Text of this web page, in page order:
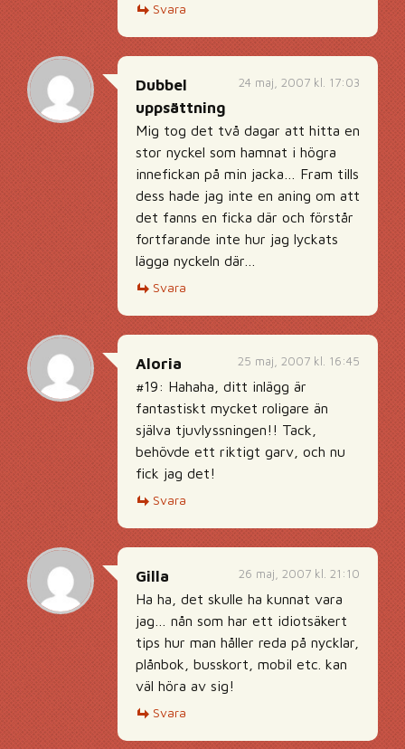
Svara
24 maj, 2007 kl. 17:03
Dubbel
uppsättning
Mig tog det två dagar att hitta en
stor nyckel som hamnat i högra
innefickan på min jacka… Fram tills
dess hade jag inte en aning om att
det fanns en ficka där och förstår
fortfarande inte hur jag lyckats
lägga nyckeln där…
Svara
25 maj, 2007 kl. 16:45
Aloria
#19: Hahaha, ditt inlägg är
fantastiskt mycket roligare än
själva tjuvlyssningen!! Tack,
behövde ett riktigt garv, och nu
fick jag det!
Svara
26 maj, 2007 kl. 21:10
Gilla
Ha ha, det skulle ha kunnat vara
jag… nån som har ett idiotsäkert
tips hur man håller reda på nycklar,
plånbok, busskort, mobil etc. kan
väl höra av sig!
Svara